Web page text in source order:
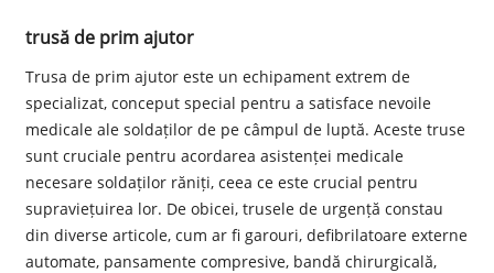
trusă de prim ajutor
Trusa de prim ajutor este un echipament extrem de
specializat, conceput special pentru a satisface nevoile
medicale ale soldaților de pe câmpul de luptă. Aceste truse
sunt cruciale pentru acordarea asistenței medicale
necesare soldaților răniți, ceea ce este crucial pentru
supraviețuirea lor. De obicei, trusele de urgență constau
din diverse articole, cum ar fi garouri, defibrilatoare externe
automate, pansamente compresive, bandă chirurgicală,